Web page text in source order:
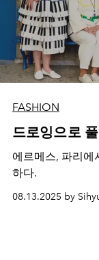
FASHION
드로잉으로
에르메스, 파리에
하다.
08.13.2025 by